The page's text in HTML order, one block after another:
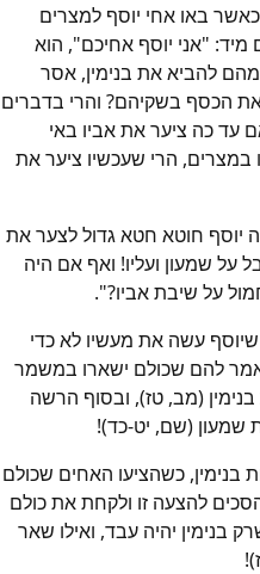
באו אחי יוסף למצרים
"אני יוסף אחיכם", הוא
להביא את בנימין, אסר
הכסף בשקיהם? והרי בדברים
עד כה ציער את אביו באי
במצרים, הרי שעכשיו ציער את
יוסף חוטא חטא גדול לצער את
על שמעון ועליו! ואף אם היה
על שיבת אביו?".
עשה את מעשיו לא כדי
להם שכולם ישארו במשמר
(מב, טז), ובסוף הרשה
שמעון (שם, יט-כד)!
כשהציעו האחים שכולם
להצעה זו ולקחת את כולם
בנימין יהיה עבד, ואילו שאר